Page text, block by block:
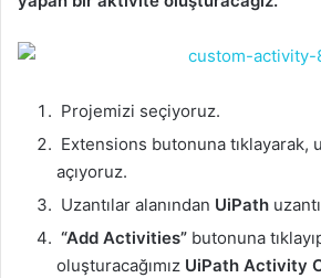
Projemizi seçiyoruz.
Extensions butonuna tıklayarak,
açıyoruz.
Uzantılar alanından UiPath
“Add Activities” butonuna
oluşturacağımız UiPath Activity